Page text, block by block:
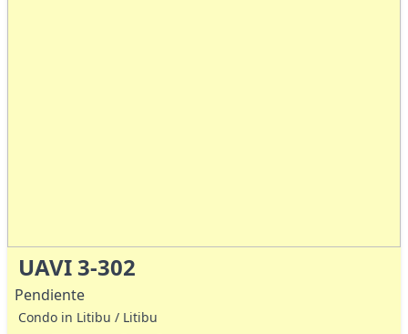
UAVI 3-302
Pendiente
Condo in Litibu / Litibu